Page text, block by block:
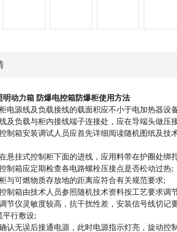
明动力箱 防爆电控箱防爆柜使用方法
源线及负载接线的载面积应不小于电加热器设
负载与柜内接线端子连接处，应在导端头做压
箱安装调试人员应首先详细阅读随机图纸及技
挂式控制柜下面的进线，应用料带在护圈处绑
箱应定期检查各电路螺栓压接点是否松动过热;
可燃物质存放地的距离应符合有关规范要求;
箱由技术人员参照随机技术资料按工艺要求调
仪灵敏度较高，抗干扰性差，安装信号线切记
平行敷设;
无误后接通电源，此时电源指示灯亮，旋动控